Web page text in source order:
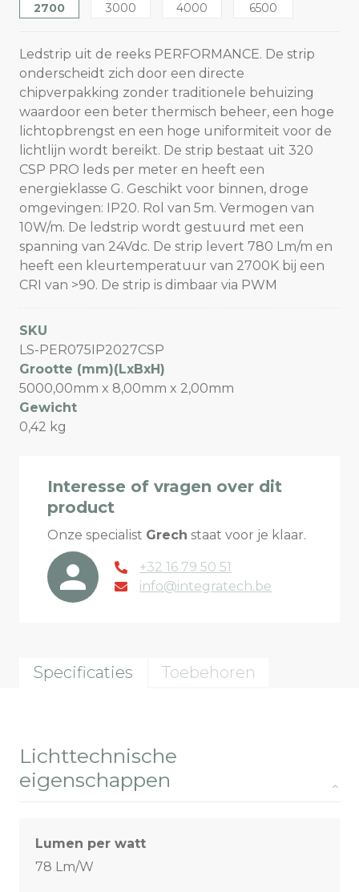
2700 3000 4000 6500
Ledstrip uit de reeks PERFORMANCE. De strip
onderscheidt zich door een directe
chipverpakking zonder traditionele behuizing
waardoor een beter thermisch beheer, een hoge
lichtopbrengst en een hoge uniformiteit voor de
lichtlijn wordt bereikt. De strip bestaat uit 320
CSP PRO leds per meter en heeft een
energieklasse G. Geschikt voor binnen, droge
omgevingen: IP20. Rol van 5m. Vermogen van
10W/m. De ledstrip wordt gestuurd met een
spanning van 24Vdc. De strip levert 780 Lm/m en
heeft een kleurtemperatuur van 2700K bij een
CRI van >90. De strip is dimbaar via PWM
SKU
LS-PER075IP2027CSP
Grootte (mm)(LxBxH)
5000,00mm x 8,00mm x 2,00mm
Gewicht
0,42 kg
Interesse of vragen over dit
product
Onze specialist Grech staat voor je klaar.
+32 16 79 50 51
info@integratech.be
Specificaties Toebehoren
Lichttechnische
eigenschappen
Lumen per watt
78 Lm/W